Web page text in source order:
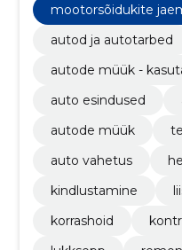
unikaalseid Volvosid.
mootorsõidukite
autod ja autotarbed
autode müük -
auto esindused
autode müük
auto vahetus
kindlustamine
korrashoid